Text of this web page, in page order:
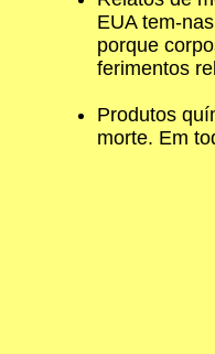
EUA tem-
porque
ferimentos
Produtos
morte. Em